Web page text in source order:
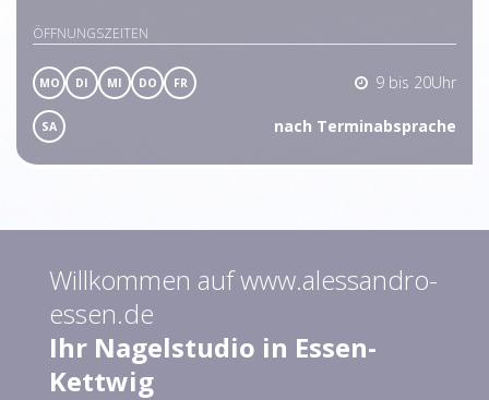
ÖFFNUNGSZEITEN
MO DI MI DO FR 9 bis 20Uhr
SA nach Terminabsprache
Willkommen auf www.alessandro-
essen.de
Ihr Nagelstudio in Essen-
Kettwig